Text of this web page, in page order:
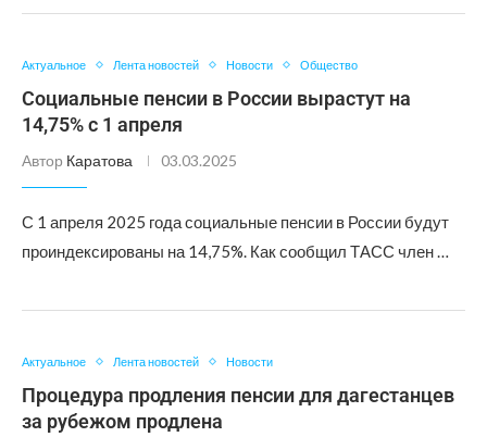
Актуальное Лента новостей Новости Общество
Социальные пенсии в России вырастут на
14,75% с 1 апреля
Автор Каратова 03.03.2025
С 1 апреля 2025 года социальные пенсии в России будут
проиндексированы на 14,75%. Как сообщил ТАСС член …
Актуальное Лента новостей Новости
Процедура продления пенсии для дагестанцев
за рубежом продлена